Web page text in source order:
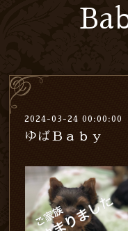
2024-03-24 00:00:00
ゆばＢａｂｙ